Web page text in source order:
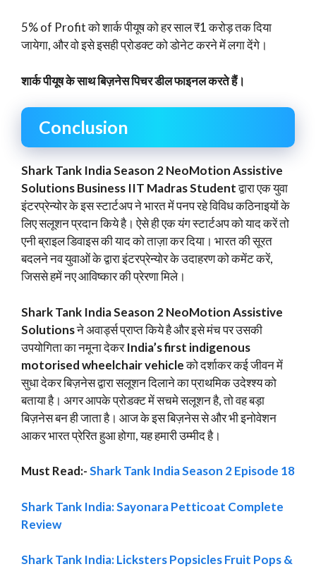
5% of Profit को शार्क पीयूष को हर साल ₹1 करोड़ तक दिया
जायेगा, और वो इसे इसही प्रोडक्ट को डोनेट करने में लगा देंगे।
शार्क पीयूष के साथ बिज़नेस पिचर डील फाइनल करते हैं।
Conclusion
Shark Tank India Season 2 NeoMotion Assistive
Solutions Business IIT Madras Studentद्वारा एक युवा
इंटरप्रेन्योर के इस स्टार्टअप ने भारत में पनप रहे विविध कठिनाइयों के
लिए सलूशन प्रदान किये है। ऐसे ही एक यंग स्टार्टअप को याद करें तो
एनी ब्राइल डिवाइस की याद को ताज़ा कर दिया। भारत की सूरत
बदलने नव युवाओं के द्वारा इंटरप्रेन्योर के उदाहरण को कमेंट करें,
जिससे हमें नए आविष्कार की प्रेरणा मिले।
Shark Tank India Season 2 NeoMotion Assistive
Solutionsने अवार्ड्स प्राप्त किये है और इसे मंच पर उसकी
उपयोगिता का नमूना देकरIndia’s first indigenous
motorised wheelchair vehicleको दर्शाकर कई जीवन में
सुधा देकर बिज़नेस द्वारा सलूशन दिलाने का प्राथमिक उदेश्श्य को
बताया है। अगर आपके प्रोडक्ट में सचमे सलूशन है, तो वह बड़ा
बिज़नेस बन ही जाता है। आज के इस बिज़नेस से और भी इनोवेशन
आकर भारत प्रेरित हुआ होगा, यह हमारी उम्मीद है।
Must Read:-Shark Tank India Season 2 Episode 18
Shark Tank India: Sayonara Petticoat Complete
Review
Shark Tank India: Licksters Popsicles Fruit Pops &